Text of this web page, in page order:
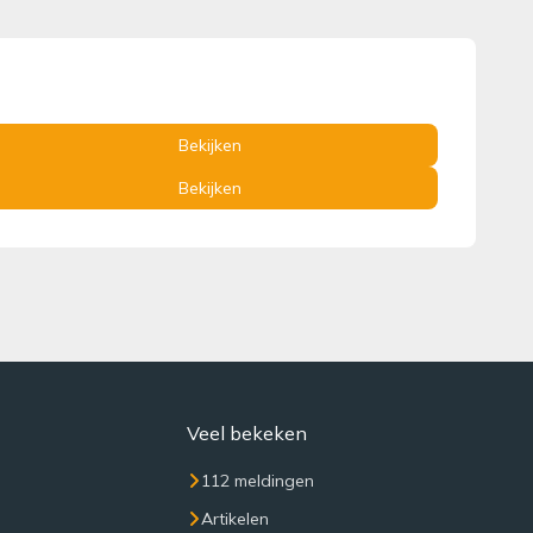
Bekijken
Bekijken
Veel bekeken
112 meldingen
Artikelen